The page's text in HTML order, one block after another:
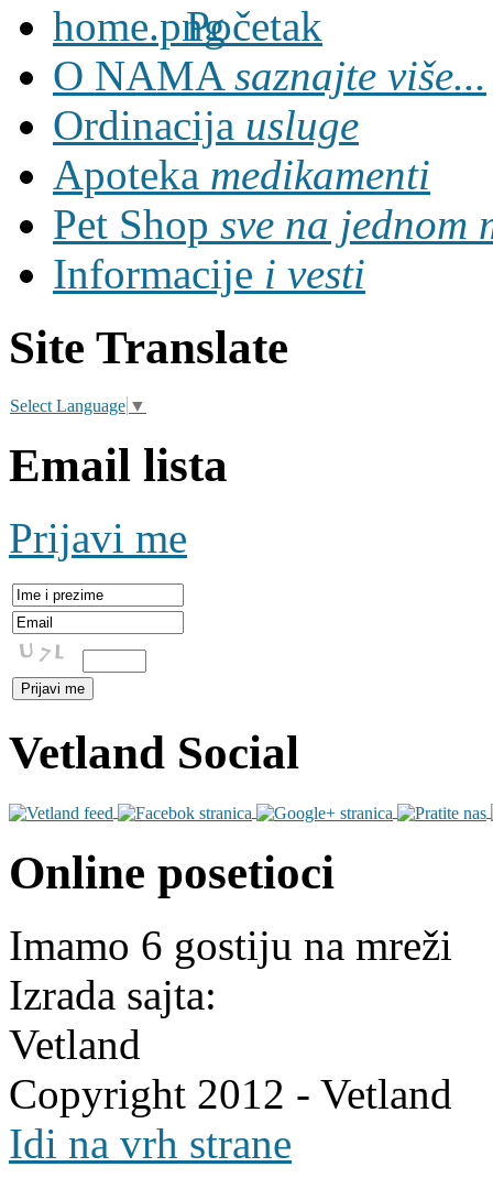
Početak
O NAMA saznajte više...
Ordinacija usluge
Apoteka medikamenti
Pet Shop sve na jednom
Informacije i vesti
Site Translate
Select Language ▼
Email lista
Prijavi me
Vetland Social
Online posetioci
Imamo 6 gostiju na mreži
Izrada sajta:
Vetland
Copyright 2012 - Vetland
Idi na vrh strane